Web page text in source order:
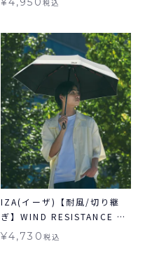
税込
IZA(イーザ)【耐風/切り継
ぎ】WIND RESISTANCE ウ
ィンドレジスタンス 日傘 折
¥4,730 税込